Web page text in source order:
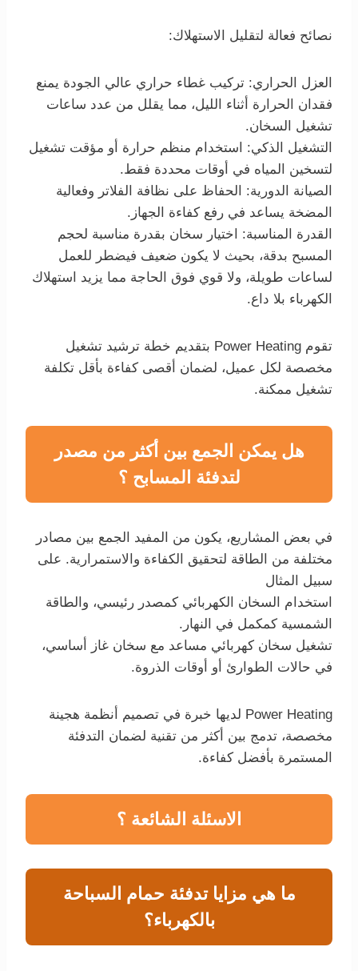
نصائح فعالة لتقليل الاستهلاك:
العزل الحراري: تركيب غطاء حراري عالي الجودة يمنع
فقدان الحرارة أثناء الليل، مما يقلل من عدد ساعات
تشغيل السخان.
التشغيل الذكي: استخدام منظم حرارة أو مؤقت تشغيل
لتسخين المياه في أوقات محددة فقط.
الصيانة الدورية: الحفاظ على نظافة الفلاتر وفعالية
المضخة يساعد في رفع كفاءة الجهاز.
القدرة المناسبة: اختيار سخان بقدرة مناسبة لحجم
المسبح بدقة، بحيث لا يكون ضعيف فيضطر للعمل
لساعات طويلة، ولا قوي فوق الحاجة مما يزيد استهلاك
الكهرباء بلا داع.
تقوم Power Heating بتقديم خطة ترشيد تشغيل
مخصصة لكل عميل، لضمان أقصى كفاءة بأقل تكلفة
تشغيل ممكنة.
هل يمكن الجمع بين أكثر من مصدر
لتدفئة المسابح ؟
في بعض المشاريع، يكون من المفيد الجمع بين مصادر
مختلفة من الطاقة لتحقيق الكفاءة والاستمرارية. على
سبيل المثال
استخدام السخان الكهربائي كمصدر رئيسي، والطاقة
الشمسية كمكمل في النهار.
تشغيل سخان كهربائي مساعد مع سخان غاز أساسي،
في حالات الطوارئ أو أوقات الذروة.
Power Heating لديها خبرة في تصميم أنظمة هجينة
مخصصة، تدمج بين أكثر من تقنية لضمان التدفئة
المستمرة بأفضل كفاءة.
الاسئلة الشائعة ؟
ما هي مزايا تدفئة حمام السباحة
بالكهرباء؟